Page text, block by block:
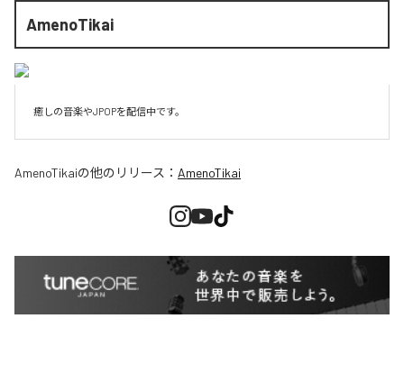
AmenoTikai
癒しの音楽やJPOPを配信中です。
AmenoTikaiの他のリリース： AmenoTikai